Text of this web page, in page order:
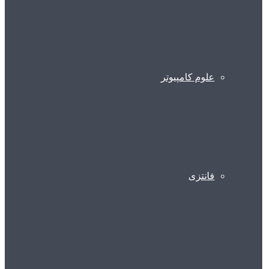
علوم کامپیوتر
فانتزی